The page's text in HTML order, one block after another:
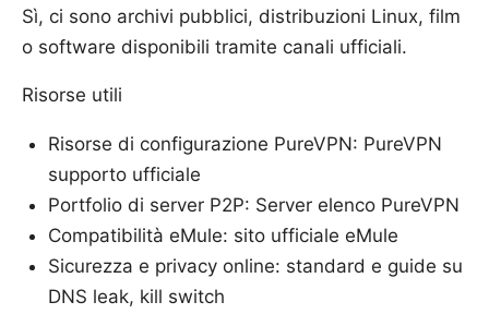
Sì, ci sono archivi pubblici, distribuzioni Linux, film
o software disponibili tramite canali ufficiali.
Risorse utili
Risorse di configurazione PureVPN: PureVPN
supporto ufficiale
Portfolio di server P2P: Server elenco PureVPN
Compatibilità eMule: sito ufficiale eMule
Sicurezza e privacy online: standard e guide su
DNS leak, kill switch